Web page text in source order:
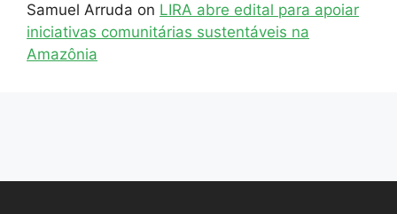
Samuel Arruda on LIRA abre edital para apoiar
iniciativas comunitárias sustentáveis na
Amazônia